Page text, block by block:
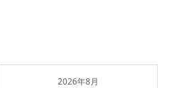
2026年8月